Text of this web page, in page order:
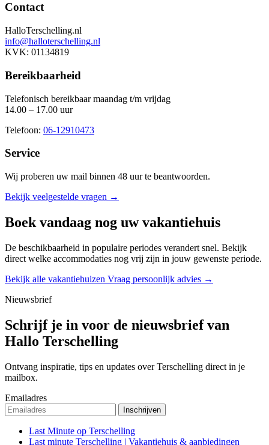
Contact
HalloTerschelling.nl
info@halloterschelling.nl
KVK: 01134819
Bereikbaarheid
Telefonisch bereikbaar maandag t/m vrijdag
14.00 – 17.00 uur
Telefoon: 06-12910473
Service
Wij proberen uw mail binnen 48 uurte beantwoorden.
Bekijk veelgestelde vragen →
Boek vandaag nog uw vakantiehuis
De beschikbaarheid in populaire periodes verandert snel. Bekijk
direct welke accommodaties nog vrij zijn in jouw gewenste periode.
Bekijk alle vakantiehuizen Vraag persoonlijk advies →
Nieuwsbrief
Schrijf je in voor de nieuwsbrief van
Hallo Terschelling
Ontvang inspiratie, tips en updates over Terschelling direct in je
mailbox.
Emailadres
Last Minute op Terschelling
Last minute Terschelling | Vakantiehuis & aanbiedingen